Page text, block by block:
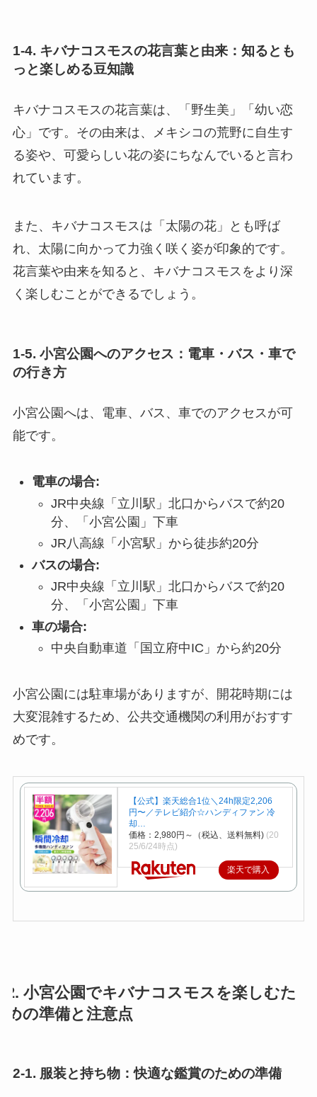
1-4. キバナコスモスの花言葉と由来：知るとも
っと楽しめる豆知識
キバナコスモスの花言葉は、「野生美」「幼い恋
心」です。その由来は、メキシコの荒野に自生す
る姿や、可愛らしい花の姿にちなんでいると言わ
れています。
また、キバナコスモスは「太陽の花」とも呼ば
れ、太陽に向かって力強く咲く姿が印象的です。
花言葉や由来を知ると、キバナコスモスをより深
く楽しむことができるでしょう。
1-5. 小宮公園へのアクセス：電車・バス・車で
の行き方
小宮公園へは、電車、バス、車でのアクセスが可
能です。
電車の場合:
JR中央線「立川駅」北口からバスで約20
分、「小宮公園」下車
JR八高線「小宮駅」から徒歩約20分
バスの場合:
JR中央線「立川駅」北口からバスで約20
分、「小宮公園」下車
車の場合:
中央自動車道「国立府中IC」から約20分
小宮公園には駐車場がありますが、開花時期には
大変混雑するため、公共交通機関の利用がおすす
めです。
【公式】楽天総合1位＼24h限定2,206
円〜／テレビ紹介☆ハンディファン 冷
却…
価格：2,980円～（税込、送料無料) (20
25/6/24時点)
楽天で購入
2. 小宮公園でキバナコスモスを楽しむた
めの準備と注意点
2-1. 服装と持ち物：快適な鑑賞のための準備